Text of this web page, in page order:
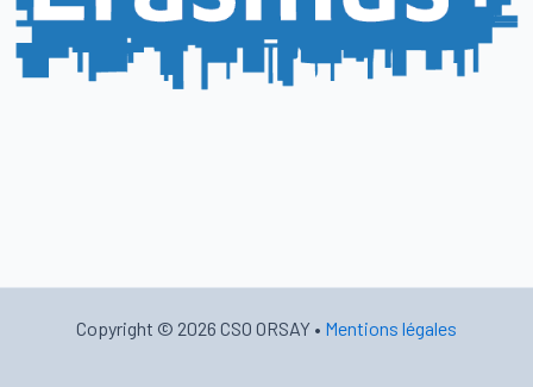
Copyright © 2026 CSO ORSAY • Mentions légales